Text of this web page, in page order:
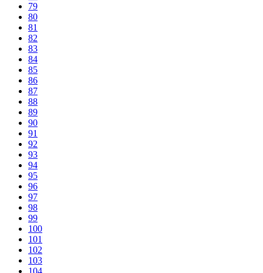
79
80
81
82
83
84
85
86
87
88
89
90
91
92
93
94
95
96
97
98
99
100
101
102
103
104